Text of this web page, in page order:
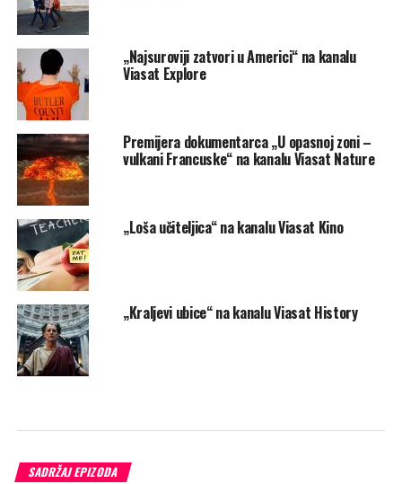
„Najsuroviji zatvori u Americi“ na kanalu
Viasat Explore
Premijera dokumentarca „U opasnoj zoni –
vulkani Francuske“ na kanalu Viasat Nature
„Loša učiteljica“ na kanalu Viasat Kino
„Kraljevi ubice“ na kanalu Viasat History
SADRŽAJ EPIZODA